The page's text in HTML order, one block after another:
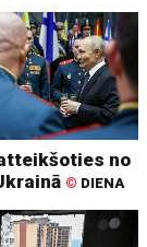
no
© DIENA